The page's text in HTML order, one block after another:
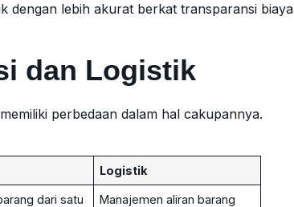
dengan lebih akurat berkat transparansi biaya
dan Logistik
perbedaan dalam hal cakupannya.
Logistik
dari satu
Manajemen aliran barang